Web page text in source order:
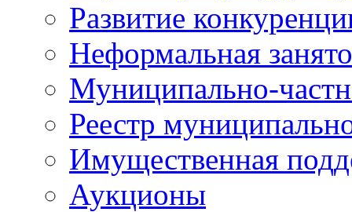
Развитие
Неформальная
Муниципально-
Реестр
Имущественная
Аукционы